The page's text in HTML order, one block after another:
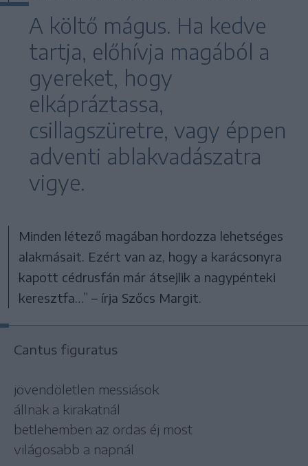
A költő mágus. Ha kedve
tartja, előhívja magából a
gyereket, hogy
elkápráztassa,
csillagszüretre, vagy éppen
adventi ablakvadászatra
vigye.
Minden létező magában hordozza lehetséges
alakmásait. Ezért van az, hogy a karácsonyra
kapott cédrusfán már átsejlik a nagypénteki
keresztfa…” – írja Szőcs Margit.
Cantus figuratus
jövendöletlen messiások
állnak a kirakatnál
betlehemben az ordas éj most
világosabb a napnál